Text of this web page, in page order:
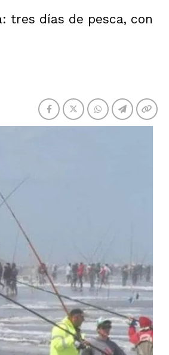
tres días de pesca, con